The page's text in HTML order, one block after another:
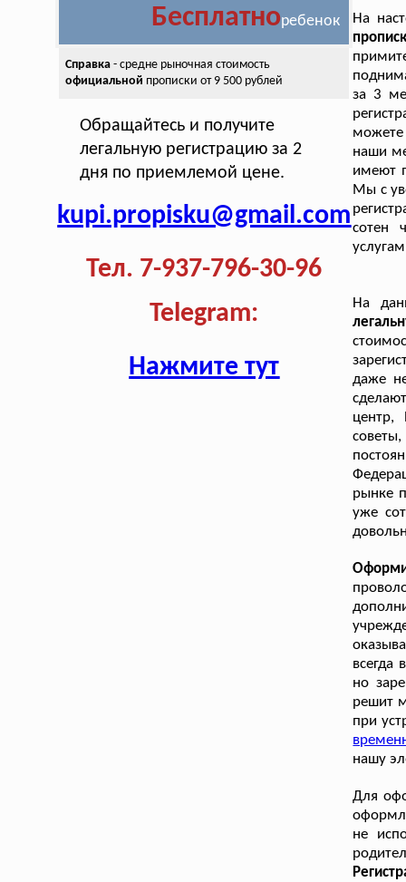
Бесплатноребенок
Справка- средне рыночная стоимость
официальной прописки от 9 500 рублей
Обращайтесь и получите
легальную регистрацию за 2
дня по приемлемой цене.
kupi.propisku@gmail.com
Тел. 7-937-796-30-96
Telegram:
Нажмите тут
На
за 3
можете
наши
имеют
Мы с
сотен
На
даже
центр,
рынке
уже
всегда
но
решит
при
нашу
Для
не